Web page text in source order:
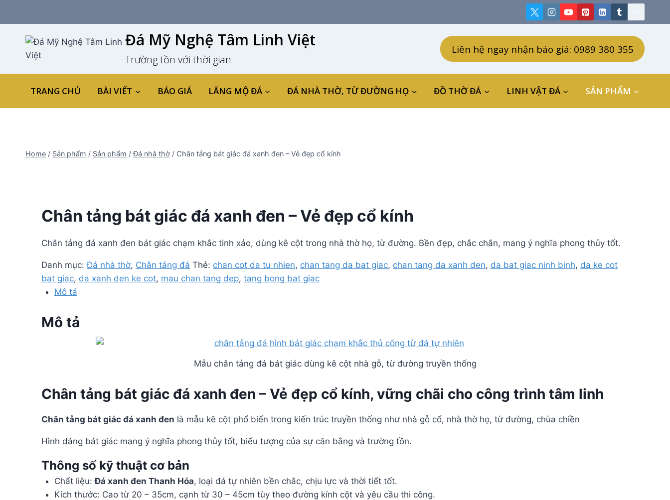
content
Đá Mỹ Nghệ Tâm Linh Việt
Trường tồn với thời gian
Liên hệ ngay nhận báo giá: 0989 380 355
TRANG CHỦ BÀI VIẾT BÁO GIÁ LĂNG MỘ ĐÁ ĐÁ NHÀ THỜ, TỪ ĐƯỜNG HỌ ĐỒ THỜ ĐÁ LINH VẬT ĐÁ SẢN PHẨM
Home / Sản phẩm / Sản phẩm / Đá nhà thờ / Chân tảng bát giác đá xanh đen – Vẻ đẹp cổ kính
Chân tảng bát giác đá xanh đen – Vẻ đẹp cổ kính
Chân tảng đá xanh đen bát giác chạm khắc tinh xảo, dùng kê cột trong nhà thờ họ, từ đường. Bền đẹp, chắc chắn, mang ý nghĩa phong thủy tốt.
Danh mục:Đá nhà thờ, Chân tảng đá Thẻ: chan cot da tu nhien, chan tang da bat giac, chan tang da xanh den, da bat giac ninh binh, da ke cot
bat giac, da xanh den ke cot, mau chan tang dep, tang bong bat giac
Mô tả
Mô tả
Mẫu chân tảng đá bát giác dùng kê cột nhà gỗ, từ đường truyền thống
Chân tảng bát giác đá xanh đen – Vẻ đẹp cổ kính, vững chãi cho công trình tâm linh
Chân tảng bát giác đá xanh đen là mẫu kê cột phổ biến trong kiến trúc truyền thống như nhà gỗ cổ, nhà thờ họ, từ đường, chùa chiền
Hình dáng bát giác mang ý nghĩa phong thủy tốt, biểu tượng của sự cân bằng và trường tồn.
Thông số kỹ thuật cơ bản
Chất liệu:Đá xanh đen Thanh Hóa, loại đá tự nhiên bền chắc, chịu lực và thời tiết tốt.
Kích thước: Cao từ 20 – 35cm, cạnh từ 30 – 45cm tùy theo đường kính cột và yêu cầu thi công.